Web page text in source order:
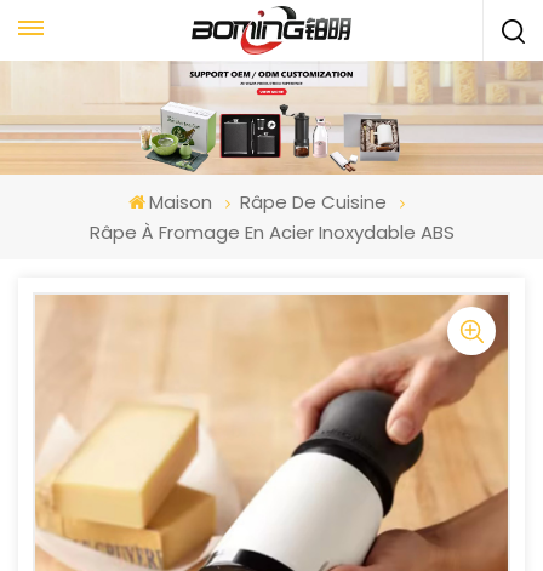
Maison
Râpe De Cuisine
Râpe À Fromage En Acier Inoxydable ABS